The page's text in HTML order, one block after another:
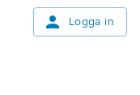
Logga in